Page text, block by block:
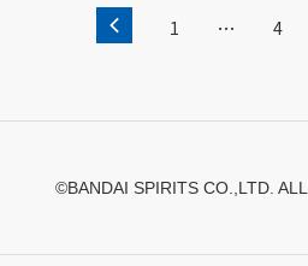
1 … 4
©BANDAI SPIRITS CO.,LTD.